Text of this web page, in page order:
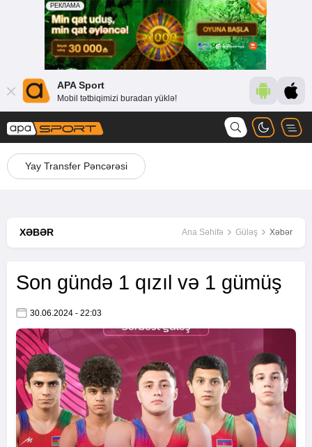
APA Sport
Mobil tətbiqimizi buradan yüklə!
Yay Transfer Pəncərəsi
XƏBƏR Ana Səhifə Güləş Xəbər
Son gündə 1 qızıl və 1 gümüş
30.06.2024 - 22:03